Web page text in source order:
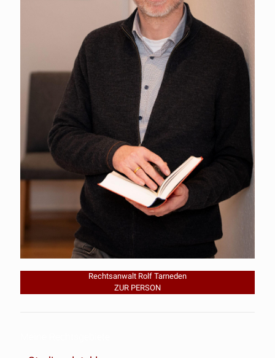
Rechtsanwalt Rolf Tarneden
ZUR PERSON